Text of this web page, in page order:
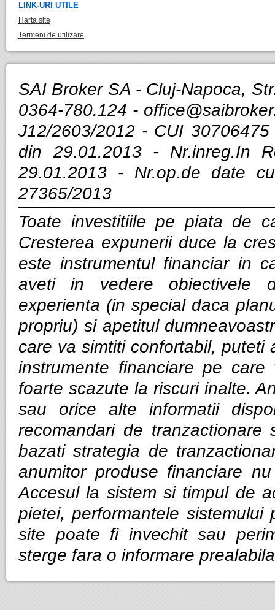
LINK-URI UTILE
Harta site
Termeni de utilizare
SAI Broker SA - Cluj-Napoca,
0364-780.124 -
J12/2603/2012 - CUI
din 29.01.2013 - Nr.inreg.In
29.01.2013 - Nr.op.de date
27365/2013
Toate investitiile pe piata de
Cresterea expunerii duce la
este instrumentul financiar in
aveti in vedere obiectivele
experienta (in special daca
propriu) si apetitul
care va simtiti confortabil, puteti
instrumente financiare pe
foarte scazute la riscuri inalte.
sau orice alte informatii
recomandari de
bazati strategia de
anumitor produse financiare
Accesul la sistem si timpul de
pietei, performantele
site poate fi invechit sau
sterge fara o informare